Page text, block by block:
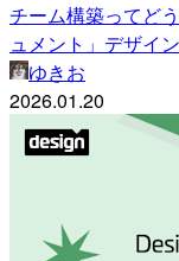
チーム構築ってど
ュメント」デザイン
ゆきお
2026.01.20